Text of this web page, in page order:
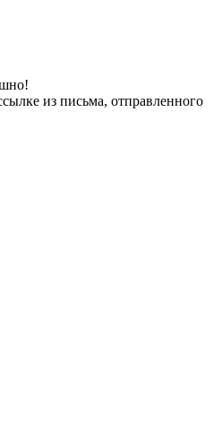
из письма, отправленного